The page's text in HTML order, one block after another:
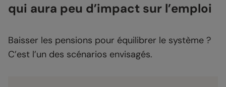
qui aura peu d’impact sur l’emploi
Baisser les pensions pour équilibrer le système ?
C’est l’un des scénarios envisagés.